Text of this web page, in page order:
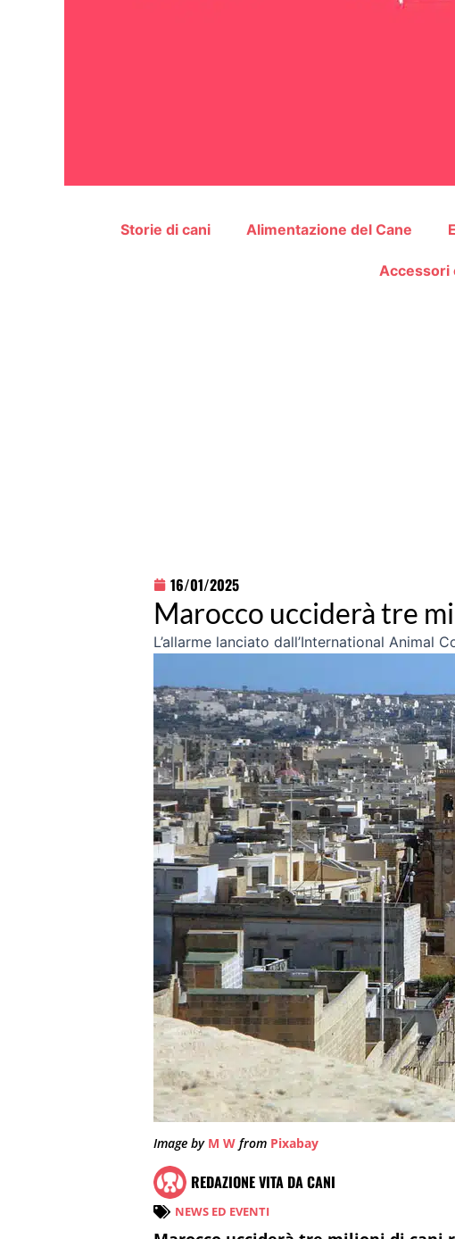
Storie di cani Alimentazione del Cane
Accessori
16/01/2025
Marocco ucciderà tre
L’allarme lanciato dall’International Animal
Image by M W from Pixabay
REDAZIONE VITA DA CANI
NEWS ED EVENTI